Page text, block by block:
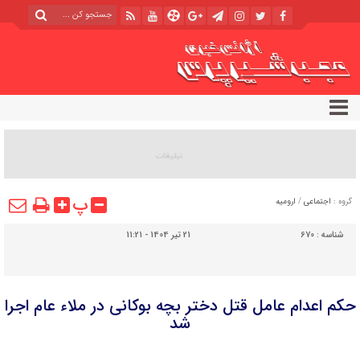
گروه : اجتماعی / ارومیه پ
شناسه : 670 21 تیر 1404 - 11:21
حکم اعدام عامل قتل دختر بچه بوکانی در ملاء عام اجرا
شد